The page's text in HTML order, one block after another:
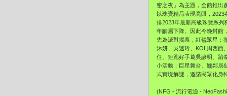
密之夜」為主題，全館推出
以珠寶精品表現亮眼， 2023
排2023年最新高級珠寶系列
年齡層下降。因此今晚封館
先為派對揭幕，紅毯眾星：
沐妍、吳速玲、KOL周西西
任、 短跑好手葛吳諺明、跆
小活動：巨星舞台、鱷鄰居&
式實境解謎，邀請民眾化身
(NFG - 流行電通 -